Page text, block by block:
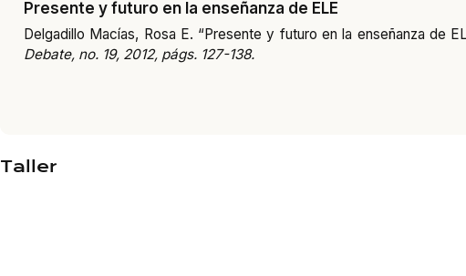
Presente y futuro en la enseñanza de ELE
Delgadillo Macías, Rosa E. “Presente y futuro en la enseñanza de
Debate, no. 19, 2012, págs. 127-138.
Taller